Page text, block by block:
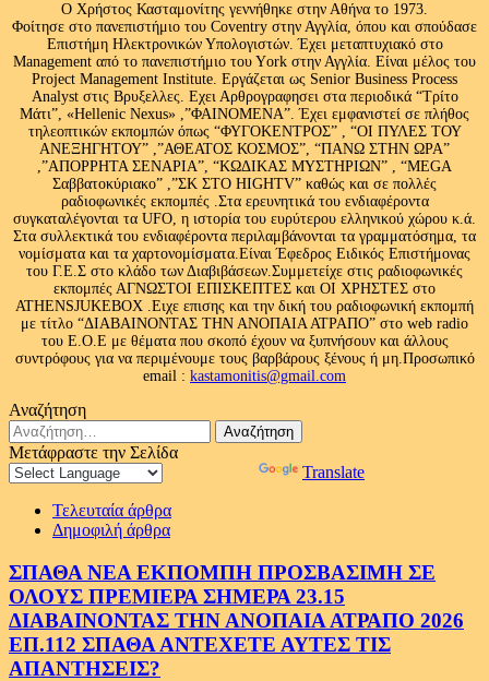
Ο Χρήστος Κασταμονίτης γεννήθηκε στην Αθήνα το 1973.
Φοίτησε στο πανεπιστήμιο του Coventry στην Αγγλία, όπου και σπούδασε
Επιστήμη Ηλεκτρονικών Υπολογιστών. Έχει μεταπτυχιακό στο
Management από το πανεπιστήμιο του Υork στην Αγγλία. Είναι μέλος του
Project Management Institute. Εργάζεται ως Senior Business Process
Analyst στις Βρυξελλες. Εχει Αρθρογραφησει στα περιοδικά “Τρίτο
Μάτι”, «Hellenic Nexus» ,”ΦΑΙΝΟΜΕΝΑ”. Έχει εμφανιστεί σε πλήθος
τηλεοπτικών εκπομπών όπως “ΦΥΓΟΚΕΝΤΡΟΣ” , “ΟΙ ΠΥΛΕΣ ΤΟΥ
ΑΝΕΞΗΓΗΤΟΥ” ,”ΑΘΕΑΤΟΣ ΚΟΣΜΟΣ”, “ΠΑΝΩ ΣΤΗΝ ΩΡΑ”
,”ΑΠΟΡΡΗΤΑ ΣΕΝΑΡΙΑ”, “ΚΩΔΙΚΑΣ ΜΥΣΤΗΡΙΩΝ” , “MEGA
Σαββατοκύριακο” ,”ΣΚ ΣΤΟ HIGHTV” καθώς και σε πολλές
ραδιοφωνικές εκπομπές .Στα ερευνητικά του ενδιαφέροντα
συγκαταλέγονται τα UFO, η ιστορία του ευρύτερου ελληνικού χώρου κ.ά.
Στα συλλεκτικά του ενδιαφέροντα περιλαμβάνονται τα γραμματόσημα, τα
νομίσματα και τα χαρτονομίσματα.Είναι Έφεδρος Ειδικός Επιστήμονας
του Γ.Ε.Σ στο κλάδο των Διαβιβάσεων.Συμμετείχε στις ραδιοφωνικές
εκπομπές ΑΓΝΩΣΤΟΙ ΕΠΙΣΚΕΠΤΕΣ και ΟΙ ΧΡΗΣΤΕΣ στο
ATHENSJUKEBOX .Ειχε επισης και την δική του ραδιοφωνική εκπομπή
με τίτλο “ΔΙΑΒΑΙΝΟΝΤΑΣ ΤΗΝ ΑΝΟΠΑΙΑ ΑΤΡΑΠΟ” στο web radio
του Ε.Ο.Ε με θέματα που σκοπό έχουν να ξυπνήσουν και άλλους
συντρόφους για να περιμένουμε τους βαρβάρους ξένους ή μη.Προσωπικό
email : kastamonitis@gmail.com
Αναζήτηση
Αναζήτηση
για:
Μετάφραστε την Σελίδα
Translate
Τελευταία άρθρα
Δημοφιλή άρθρα
ΣΠΑΘΑ ΝΕΑ ΕΚΠΟΜΠΗ ΠΡΟΣΒΑΣΙΜΗ ΣΕ
ΟΛΟΥΣ ΠΡΕΜΙΕΡΑ ΣΗΜΕΡΑ 23.15
ΔΙΑΒΑΙΝΟΝΤΑΣ ΤΗΝ ΑΝΟΠΑΙΑ ΑΤΡΑΠΟ 2026
ΕΠ.112 ΣΠΑΘΑ ΑΝΤΕΧΕΤΕ ΑΥΤΕΣ ΤΙΣ
ΑΠΑΝΤΗΣΕΙΣ?